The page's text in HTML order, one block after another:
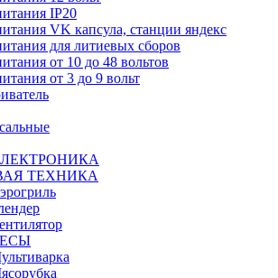
IP20
VK капсула, станции яндекс
для литиевых сборов
от 10 до 48 вольтов
от 3 до 9 вольт
ТЕХНИКА